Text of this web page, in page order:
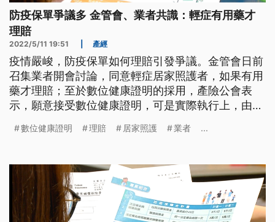
防疫保單爭議多 金管會、業者共識：輕症有用藥才
理賠
2022/5/11 19:51 產經
疫情嚴峻，防疫保單如何理賠引發爭議。金管會日前
召集業者開會討論，同意輕症居家照護者，如果有用
藥才理賠；至於數位健康證明的採用，產險公會表
示，願意接受數位健康證明，可是實際執行上，由各
數位健康證明 理賠 居家照護 業者 ...